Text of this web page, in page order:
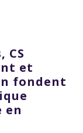
CS
et
fondent
en